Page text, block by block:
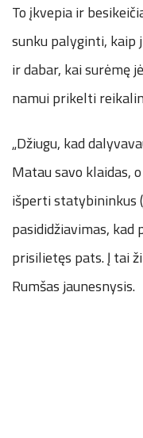
To įkvepia ir
sunku palyginti, kaip
ir dabar, kai surėmę
namui prikelti
„Džiugu, kad
Matau savo klaidas,
išperti statybininkus
pasididžiavimas, kad
prisilietęs pats. Į tai
Rumšas jaunesnysis.